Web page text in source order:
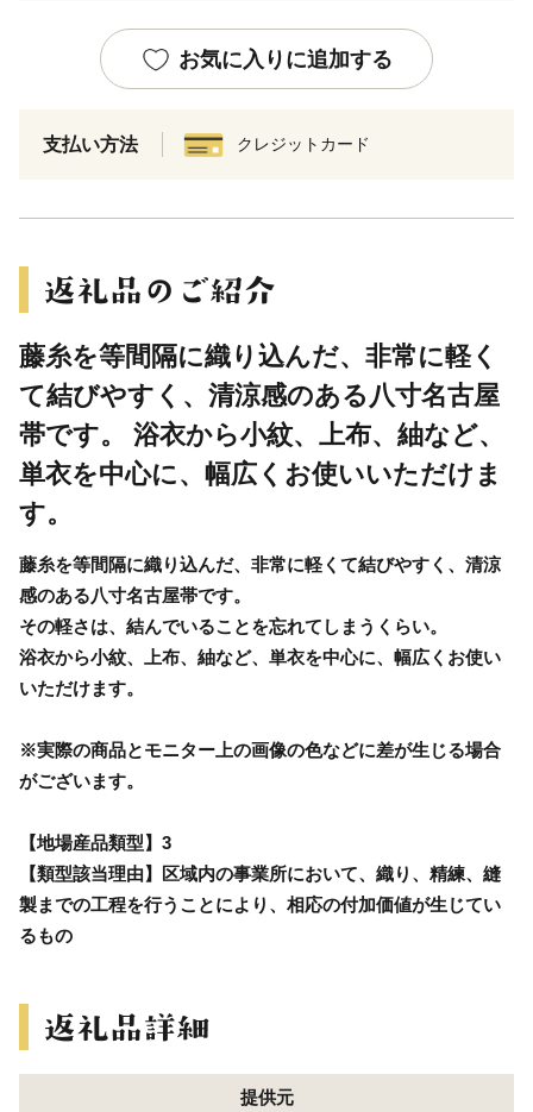
お気に入りに追加する
支払い方法 クレジットカード
藤糸を等間隔に織り込んだ、非常に軽く
て結びやすく、清涼感のある八寸名古屋
帯です。 浴衣から小紋、上布、紬など、
単衣を中心に、幅広くお使いいただけま
す。
藤糸を等間隔に織り込んだ、非常に軽くて結びやすく、清涼
感のある八寸名古屋帯です。
その軽さは、結んでいることを忘れてしまうくらい。
浴衣から小紋、上布、紬など、単衣を中心に、幅広くお使い
いただけます。
※実際の商品とモニター上の画像の色などに差が生じる場合
がございます。
【地場産品類型】3
【類型該当理由】区域内の事業所において、織り、精練、縫
製までの工程を行うことにより、相応の付加価値が生じてい
るもの
提供元